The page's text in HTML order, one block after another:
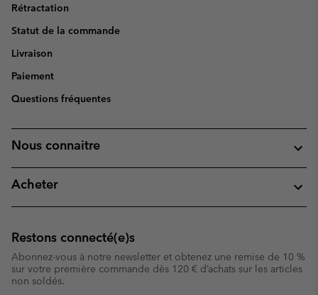
Rétractation
Statut de la commande
Livraison
Paiement
Questions fréquentes
Nous connaitre
Acheter
Restons connecté(e)s
Abonnez-vous à notre newsletter et obtenez une remise de 10 %
sur votre première commande dès 120 € d’achats sur les articles
non soldés.